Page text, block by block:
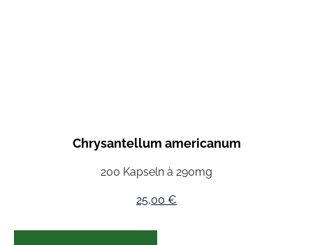
Chrysantellum americanum
200 Kapseln à 290mg
25,00 €